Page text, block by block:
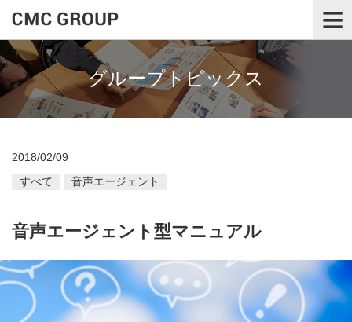
≡
グループトピックス
2018/02/09
すべて
音声エージェント
音声エージェント型マニュアル